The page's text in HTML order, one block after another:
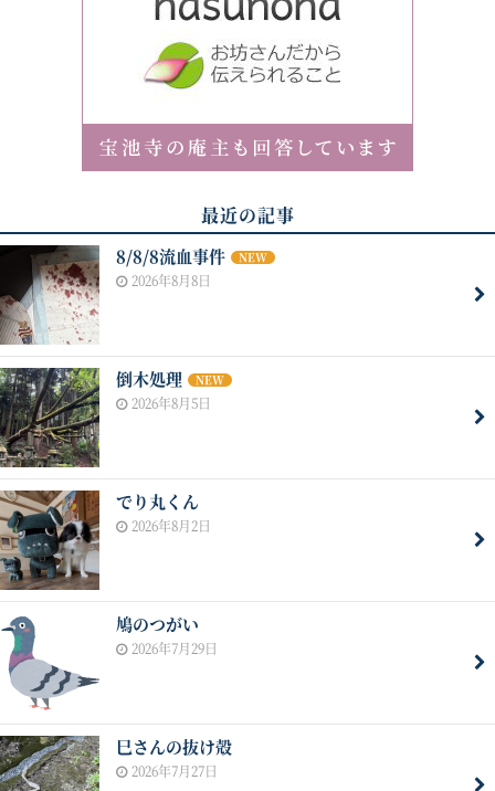
最近の記事
8/8/8流血事件 NEW
2026年8月8日
倒木処理 NEW
2026年8月5日
でり丸くん
2026年8月2日
鳩のつがい
2026年7月29日
巳さんの抜け殻
2026年7月27日